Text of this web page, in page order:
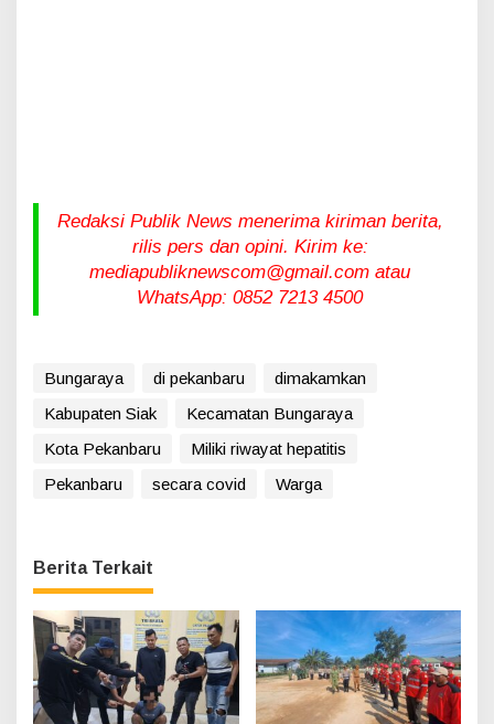
Redaksi Publik News menerima kiriman berita,
rilis pers dan opini. Kirim ke:
mediapubliknewscom@gmail.com atau
WhatsApp: 0852 7213 4500
Bungaraya di pekanbaru
dimakamkan
Kabupaten Siak
Kecamatan Bungaraya
Kota Pekanbaru
Miliki riwayat hepatitis
Pekanbaru
secara covid Warga
Berita Terkait